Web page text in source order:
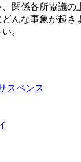
関係各所協議の
んな事象が起き
。
スペンス